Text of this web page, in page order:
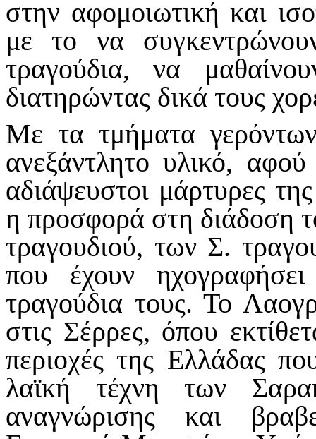
στην αφομοιωτική και
με το να
τραγούδια, να
διατηρώντας δικά τους
Με τα τμήματα
ανεξάντλητο υλικό, αφού
αδιάψευστοι μάρτυρες
η προσφορά στη διάδοση
τραγουδιού, των Σ.
που έχουν
τραγούδια τους. Το
στις Σέρρες, όπου
περιοχές της Ελλάδας
λαϊκή τέχνη των
αναγνώρισης και